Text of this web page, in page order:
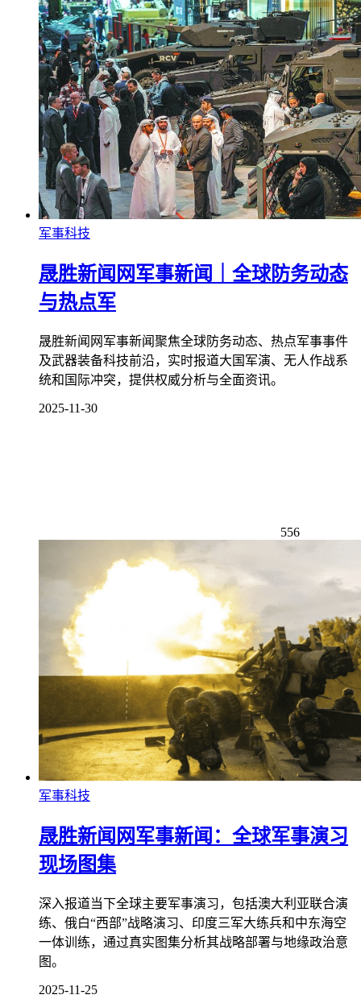
军事科技
晟胜新闻网军事新闻｜全球防务动态
与热点军
晟胜新闻网军事新闻聚焦全球防务动态、热点军事事件
及武器装备科技前沿，实时报道大国军演、无人作战系
统和国际冲突，提供权威分析与全面资讯。
2025-11-30
556
军事科技
晟胜新闻网军事新闻：全球军事演习
现场图集
深入报道当下全球主要军事演习，包括澳大利亚联合演
练、俄白“西部”战略演习、印度三军大练兵和中东海空
一体训练，通过真实图集分析其战略部署与地缘政治意
图。
2025-11-25